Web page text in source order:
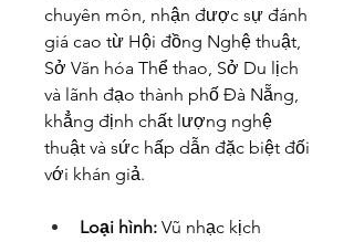
chuyên môn, nhận được sự đánh
giá cao từ Hội đồng Nghệ thuật,
Sở Văn hóa Thể thao, Sở Du lịch
và lãnh đạo thành phố Đà Nẵng,
khẳng định chất lượng nghệ
thuật và sức hấp dẫn đặc biệt đối
với khán giả.
Loại hình: Vũ nhạc kịch